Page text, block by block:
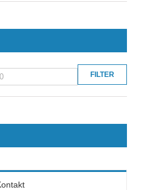
FILTER